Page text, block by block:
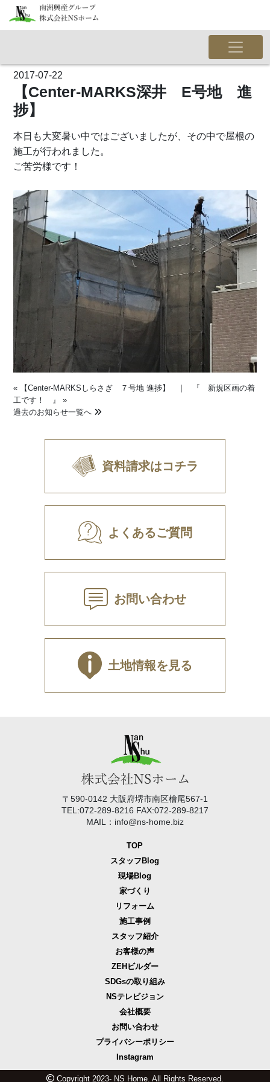
2017-07-22
【Center-MARKS深井 E号地 進
捗】
本日も大変暑い中ではございましたが、その中で屋根の
施工が行われました。
ご苦労様です！
« 【Center-MARKSしらさぎ ７号地 進捗】
『 新規区画の着
工です！ 』
»
過去のお知らせ一覧へ
資料請求はコチラ
よくあるご質問
お問い合わせ
土地情報を見る
〒590-0142 大阪府堺市南区檜尾567-1
TEL:072-289-8216 FAX:072-289-8217
MAIL：info@ns-home.biz
TOP
スタッフBlog
現場Blog
家づくり
リフォーム
施工事例
スタッフ紹介
お客様の声
ZEHビルダー
SDGsの取り組み
NSテレビジョン
会社概要
お問い合わせ
プライバシーポリシー
Instagram
Copyright 2023- NS Home. All Rights Reserved.